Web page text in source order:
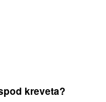
kreveta?